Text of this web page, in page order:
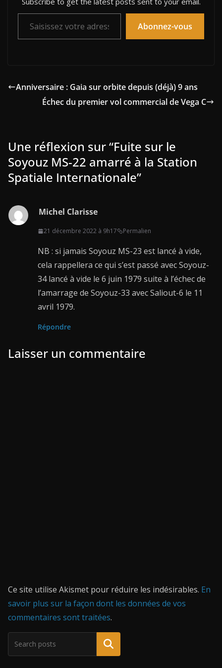
Saisissez votre adresse e-mail…
Abonnez-vous
Anniversaire : Gaia sur orbite depuis (déjà) 9 ans
Échec du premier vol commercial de Vega C
Une réflexion sur “Fuite sur le
Soyouz MS-22 amarré à la Station
Spatiale Internationale”
Michel Clarisse
21 décembre 2022 à 9h17 Permalien
NB : si jamais Soyouz MS-23 est lancé à vide,
cela rappellera ce qui s’est passé avec Soyouz-
34 lancé à vide le 6 juin 1979 suite à l’échec de
l’amarrage de Soyouz-33 avec Saliout-6 le 11
avril 1979.
Répondre
Laisser un commentaire
Ce site utilise Akismet pour réduire les indésirables. En
savoir plus sur la façon dont les données de vos
commentaires sont traitées.